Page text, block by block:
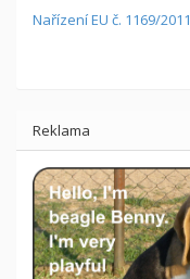
Nařízení EU č. 1169/2011
Reklama